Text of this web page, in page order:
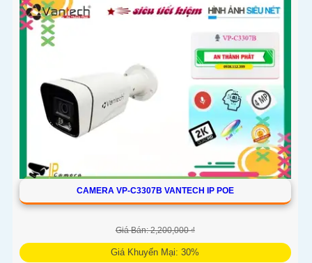
CAMERA VP-C3307B VANTECH IP POE
Giá Bán: 2,200,000 ₫
Giá Khuyến Mại: 30%